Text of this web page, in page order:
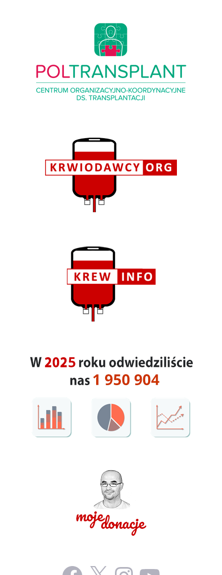
Facebook
X InstagramYouTube